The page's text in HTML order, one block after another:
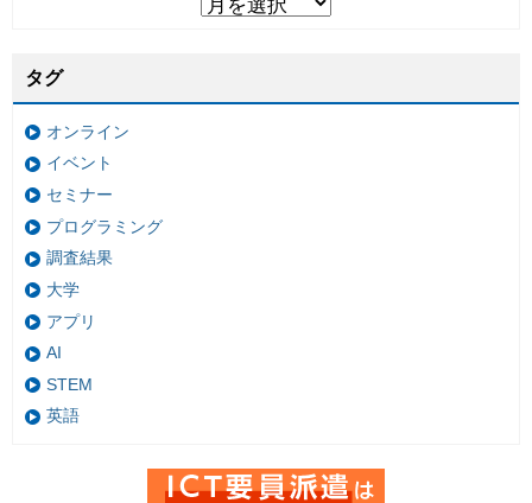
タグ
オンライン
イベント
セミナー
プログラミング
調査結果
大学
アプリ
AI
STEM
英語